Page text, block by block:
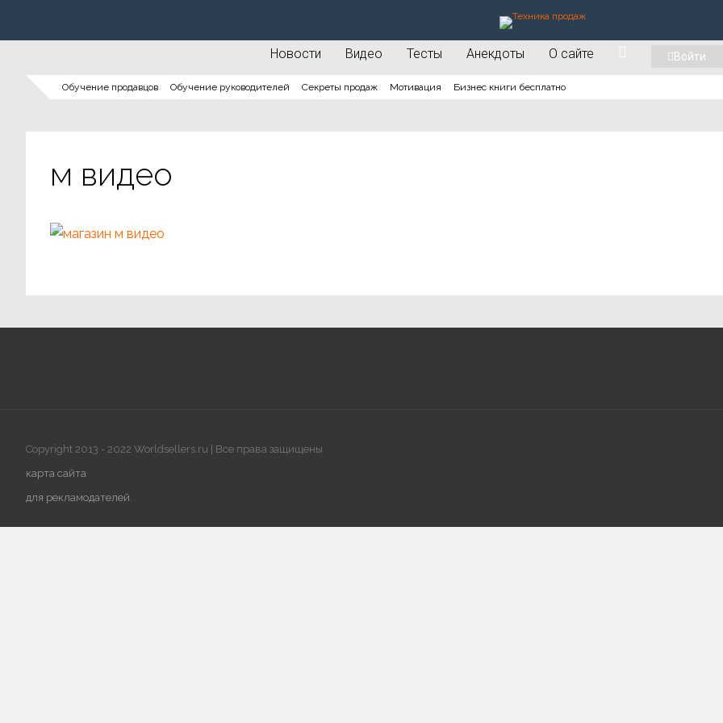
Новости Видео Тесты Анекдоты О сайте Войти
Обучение продавцов Обучение руководителей Секреты продаж Мотивация Бизнес книги бесплатно
м видео
Copyright 2013 - 2022 Worldsellers.ru | Все права защищены
карта сайта
для рекламодателей